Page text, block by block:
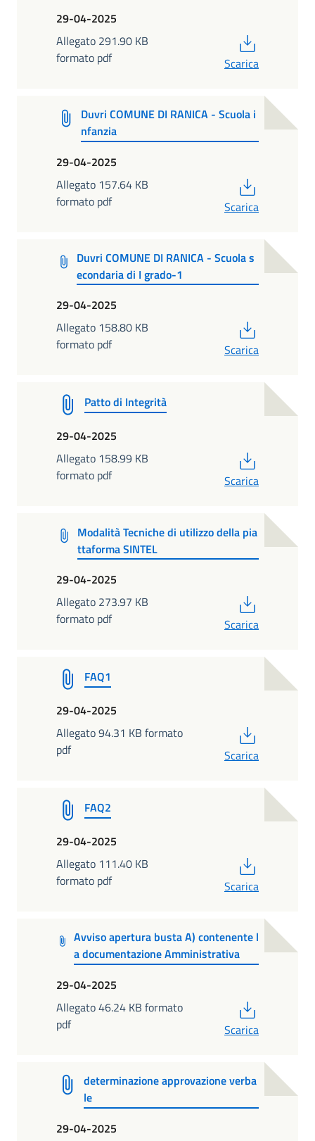
29-04-2025
Allegato 291.90 KB
formato pdf
Scarica
Duvri COMUNE DI RANICA - Scuola i
nfanzia
29-04-2025
Allegato 157.64 KB
formato pdf
Scarica
Duvri COMUNE DI RANICA - Scuola s
econdaria di I grado-1
29-04-2025
Allegato 158.80 KB
formato pdf
Scarica
Patto di Integrità
29-04-2025
Allegato 158.99 KB
formato pdf
Scarica
Modalità Tecniche di utilizzo della pia
ttaforma SINTEL
29-04-2025
Allegato 273.97 KB
formato pdf
Scarica
FAQ1
29-04-2025
Allegato 94.31 KB formato
pdf
Scarica
FAQ2
29-04-2025
Allegato 111.40 KB
formato pdf
Scarica
Avviso apertura busta A) contenente l
a documentazione Amministrativa
29-04-2025
Allegato 46.24 KB formato
pdf
Scarica
determinazione approvazione verba
le
29-04-2025